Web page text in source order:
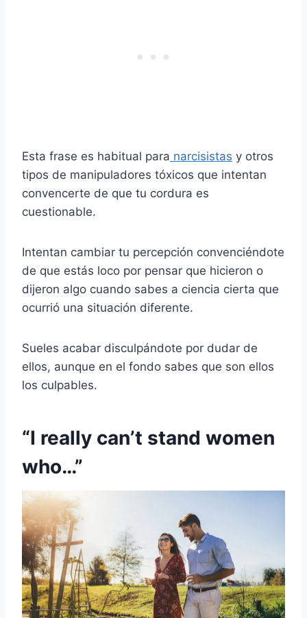
Esta frase es habitual para narcisistas y otros
tipos de manipuladores tóxicos que intentan
convencerte de que tu cordura es
cuestionable.
Intentan cambiar tu percepción convenciéndote
de que estás loco por pensar que hicieron o
dijeron algo cuando sabes a ciencia cierta que
ocurrió una situación diferente.
Sueles acabar disculpándote por dudar de
ellos, aunque en el fondo sabes que son ellos
los culpables.
“I really can’t stand women
who…”